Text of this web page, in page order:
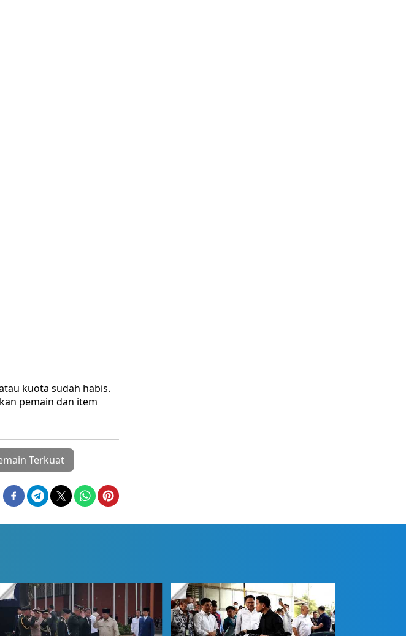
kuota sudah habis.
pemain dan item
Terkuat